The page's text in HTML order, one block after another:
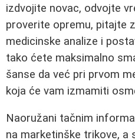
izdvojite novac, odvojte
proverite opremu, pitajte
medicinske analize i
tako ćete maksimalno
šanse da već pri prvom
koja će vam izmamiti
Naoružani tačnim
na marketinške trikove, a